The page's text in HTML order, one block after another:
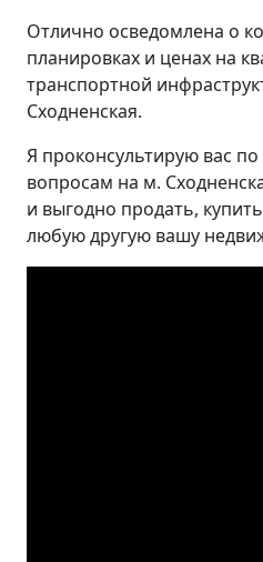
Отлично осведомлена о
планировках и ценах на
транспортной
Сходненская.
Я проконсультирую вас
вопросам на м.
и выгодно продать,
любую другую вашу